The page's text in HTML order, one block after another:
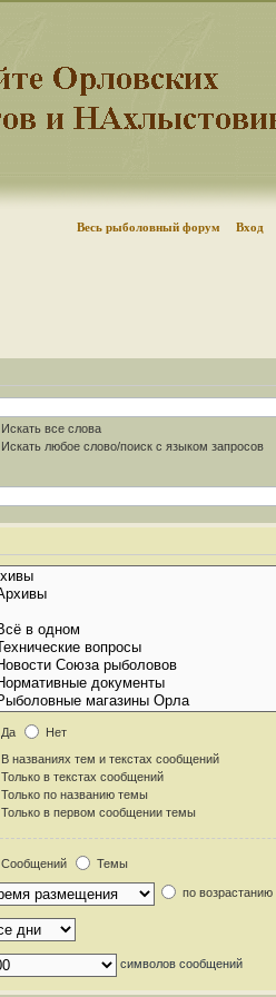
Весь рыболовный форум Вход
Искать все слова
Искать любое слово/поиск с языком запросов
Да
Нет
В названиях тем и текстах сообщений
Только в текстах сообщений
Только по названию темы
Только в первом сообщении темы
Сообщений
Темы
по возрастанию
символов сообщений